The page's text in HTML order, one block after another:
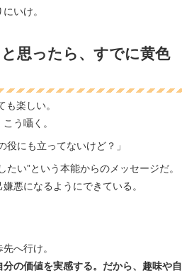
いけ。
思ったら、すでに黄色
楽しい。
う囁く。
役にも立ってないけど？」
たい”という本能からのメッセージだ。
悪になるようにできている。
へ行け。
の価値を実感する。だから、趣味や自